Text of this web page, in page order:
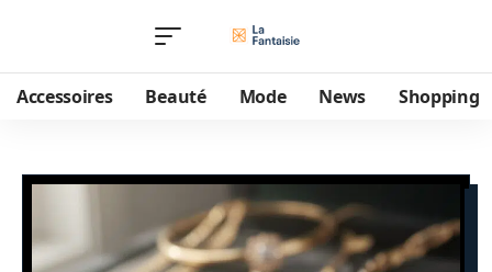
Accessoires Beauté Mode News Shopping